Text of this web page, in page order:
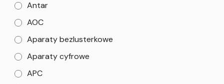
Antar
AOC
Aparaty bezlusterkowe
Aparaty cyfrowe
APC